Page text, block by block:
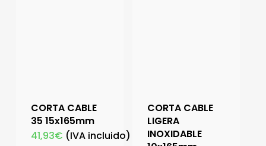
CORTA CABLE
35 15x165mm
41,93€ (IVA incluido)
CORTA CABLE
LIGERA
INOXIDABLE